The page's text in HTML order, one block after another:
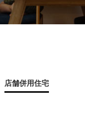
店舗併用住宅